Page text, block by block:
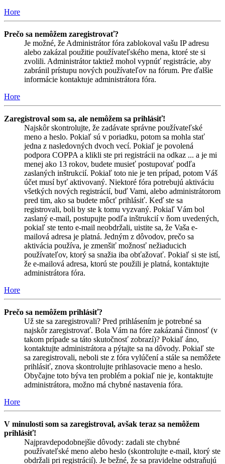
Hore
Prečo sa nemôžem zaregistrovať?
Je možné, že Administrátor fóra zablokoval vašu IP adresu
alebo zakázal použitie používateľského mena, ktoré ste si
zvolili. Administrátor taktiež mohol vypnúť registrácie, aby
zabránil prístupu nových používateľov na fórum. Pre ďalšie
informácie kontaktuje administrátora fóra.
Hore
Zaregistroval som sa, ale nemôžem sa prihlásiť!
Najskôr skontrolujte, že zadávate správne používateľské
meno a heslo. Pokiaľ sú v poriadku, potom sa mohla stať
jedna z nasledovných dvoch vecí. Pokiaľ je povolená
podpora COPPA a klikli ste pri registrácii na odkaz ... a je mi
menej ako 13 rokov, budete musieť postupovať podľa
zaslaných inštrukcií. Pokiaľ toto nie je ten prípad, potom Váš
účet musí byť aktivovaný. Niektoré fóra potrebujú aktiváciu
všetkých nových registrácií, buď Vami, alebo administrátorom
pred tim, ako sa budete môcť prihlásiť. Keď ste sa
registrovali, boli by ste k tomu vyzvaný. Pokiaľ Vám bol
zaslaný e-mail, postupujte podľa inštrukcií v ňom uvedených,
pokiaľ ste tento e-mail neobdržali, uistite sa, že Vaša e-
mailová adresa je platná. Jedným z dôvodov, prečo sa
aktivácia používa, je zmenšiť možnosť nežiaducich
používateľov, ktorý sa snažia iba obťažovať. Pokiaľ si ste istí,
že e-mailová adresa, ktorú ste použili je platná, kontaktujte
administrátora fóra.
Hore
Prečo sa nemôžem prihlásiť?
Už ste sa zaregistrovali? Pred prihlásením je potrebné sa
najskôr zaregistrovať. Bola Vám na fóre zakázaná činnosť (v
takom prípade sa táto skutočnosť zobrazí)? Pokiaľ áno,
kontaktujte administrátora a pýtajte sa na dôvody. Pokiaľ ste
sa zaregistrovali, neboli ste z fóra vylúčení a stále sa nemôžete
prihlásiť, znova skontrolujte prihlasovacie meno a heslo.
Obyčajne toto býva ten problém a pokiaľ nie je, kontaktujte
administrátora, možno má chybné nastavenia fóra.
Hore
V minulosti som sa zaregistroval, avšak teraz sa nemôžem
prihlásiť!
Najpravdepodobnejšie dôvody: zadali ste chybné
používateľské meno alebo heslo (skontrolujte e-mail, ktorý ste
obdržali pri registrácií). Je bežné, že sa pravidelne odstraňujú